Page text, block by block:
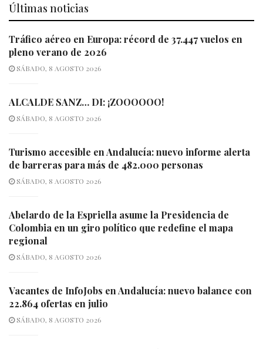
Últimas noticias
Tráfico aéreo en Europa: récord de 37.447 vuelos en
pleno verano de 2026
SÁBADO, 8 AGOSTO 2026
ALCALDE SANZ… DI: ¡ZOOOOOO!
SÁBADO, 8 AGOSTO 2026
Turismo accesible en Andalucía: nuevo informe alerta
de barreras para más de 482.000 personas
SÁBADO, 8 AGOSTO 2026
Abelardo de la Espriella asume la Presidencia de
Colombia en un giro político que redefine el mapa
regional
SÁBADO, 8 AGOSTO 2026
Vacantes de InfoJobs en Andalucía: nuevo balance con
22.864 ofertas en julio
SÁBADO, 8 AGOSTO 2026